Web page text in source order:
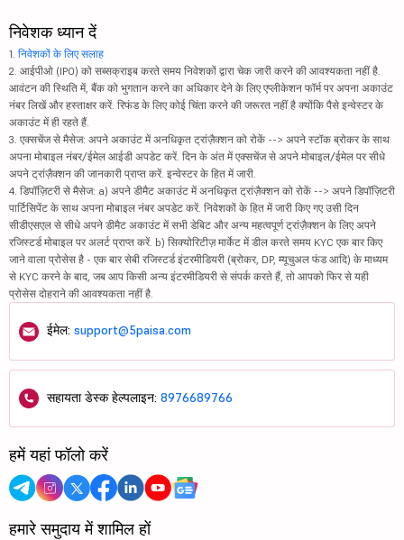
निवेशक ध्यान दें
1. निवेशकों के लिए सलाह
2. आईपीओ (IPO) को सब्सक्राइब करते समय निवेशकों द्वारा चेक जारी करने की आवश्यकता नहीं है.
आवंटन की स्थिति में, बैंक को भुगतान करने का अधिकार देने के लिए एप्लीकेशन फॉर्म पर अपना अकाउंट
नंबर लिखें और हस्ताक्षर करें. रिफंड के लिए कोई चिंता करने की जरूरत नहीं है क्योंकि पैसे इन्वेस्टर के
अकाउंट में ही रहते हैं.
3. एक्सचेंज से मैसेज: अपने अकाउंट में अनधिकृत ट्रांज़ैक्शन को रोकें --> अपने स्टॉक ब्रोकर के साथ
अपना मोबाइल नंबर/ईमेल आईडी अपडेट करें. दिन के अंत में एक्सचेंज से अपने मोबाइल/ईमेल पर सीधे
अपने ट्रांज़ैक्शन की जानकारी प्राप्त करें. इन्वेस्टर के हित में जारी.
4. डिपॉज़िटरी से मैसेज: a) अपने डीमैट अकाउंट में अनधिकृत ट्रांज़ैक्शन को रोकें --> अपने डिपॉज़िटरी
पार्टिसिपेंट के साथ अपना मोबाइल नंबर अपडेट करें. निवेशकों के हित में जारी किए गए उसी दिन
सीडीएसएल से सीधे अपने डीमैट अकाउंट में सभी डेबिट और अन्य महत्वपूर्ण ट्रांज़ैक्शन के लिए अपने
रजिस्टर्ड मोबाइल पर अलर्ट प्राप्त करें. b) सिक्योरिटीज़ मार्केट में डील करते समय KYC एक बार किए
जाने वाला प्रोसेस है - एक बार सेबी रजिस्टर्ड इंटरमीडियरी (ब्रोकर, DP, म्यूचुअल फंड आदि) के माध्यम
से KYC करने के बाद, जब आप किसी अन्य इंटरमीडियरी से संपर्क करते हैं, तो आपको फिर से यही
प्रोसेस दोहराने की आवश्यकता नहीं है.
ईमेल: support@5paisa.com
सहायता डेस्क हेल्पलाइन: 8976689766
हमें यहां फॉलो करें
हमारे समुदाय में शामिल हों